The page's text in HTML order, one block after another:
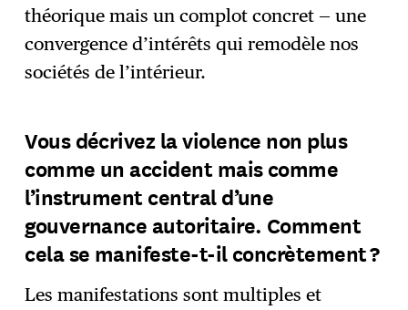
théorique mais un complot concret — une
convergence d’intérêts qui remodèle nos
sociétés de l’intérieur.
Vous décrivez la violence non plus
comme un accident mais comme
l’instrument central d’une
gouvernance autoritaire. Comment
cela se manifeste-t-il concrètement ?
Les manifestations sont multiples et